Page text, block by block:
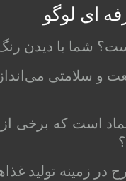
ای لوگو
شما با دیدن
و سلامتی
است که برخی از
در زمینه تولید